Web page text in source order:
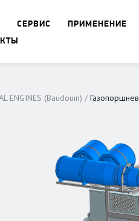
СЕРВИС ПРИМЕНЕНИЕ
ENGINES (Baudouin)